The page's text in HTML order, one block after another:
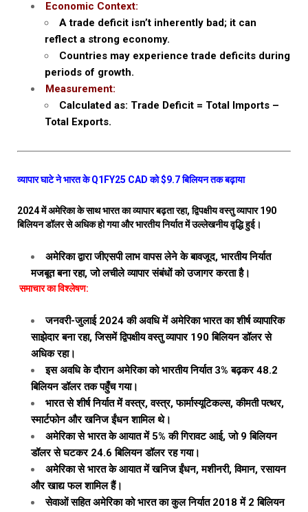
Economic Context:
A trade deficit isn’t inherently bad; it can
reflect a strong economy.
Countries may experience trade deficits during
periods of growth.
Measurement:
Calculated as: Trade Deficit = Total Imports –
Total Exports.
व्यापार घाटे ने भारत के Q1FY25 CAD को $9.7 बिलियन तक बढ़ाया
2024 में अमेरिका के साथ भारत का व्यापार बढ़ता रहा, द्विपक्षीय वस्तु व्यापार 190
बिलियन डॉलर से अधिक हो गया और भारतीय निर्यात में उल्लेखनीय वृद्धि हुई।
अमेरिका द्वारा जीएसपी लाभ वापस लेने के बावजूद, भारतीय निर्यात
मजबूत बना रहा, जो लचीले व्यापार संबंधों को उजागर करता है।
समाचार का विश्लेषण:
जनवरी-जुलाई 2024 की अवधि में अमेरिका भारत का शीर्ष व्यापारिक
साझेदार बना रहा, जिसमें द्विपक्षीय वस्तु व्यापार 190 बिलियन डॉलर से
अधिक रहा।
इस अवधि के दौरान अमेरिका को भारतीय निर्यात 3% बढ़कर 48.2
बिलियन डॉलर तक पहुँच गया।
भारत से शीर्ष निर्यात में वस्त्र, वस्त्र, फार्मास्यूटिकल्स, कीमती पत्थर,
स्मार्टफोन और खनिज ईंधन शामिल थे।
अमेरिका से भारत के आयात में 5% की गिरावट आई, जो 9 बिलियन
डॉलर से घटकर 24.6 बिलियन डॉलर रह गया।
अमेरिका से भारत के आयात में खनिज ईंधन, मशीनरी, विमान, रसायन
और खाद्य फल शामिल हैं।
सेवाओं सहित अमेरिका को भारत का कुल निर्यात 2018 में 2 बिलियन